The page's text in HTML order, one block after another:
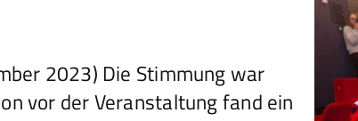
2023) Die Stimmung war
vor der Veranstaltung fand ein